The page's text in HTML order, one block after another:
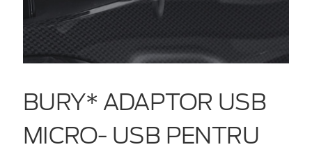
BURY* ADAPTOR USB
MICRO- USB PENTRU